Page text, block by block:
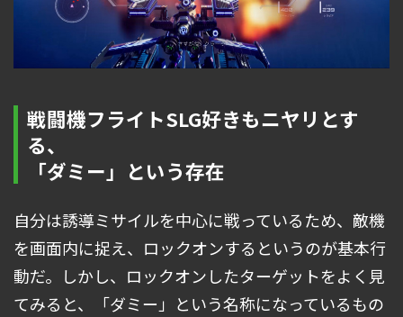
戦闘機フライトSLG好きもニヤリとす
る、
「ダミー」という存在
自分は誘導ミサイルを中心に戦っているため、敵機
を画面内に捉え、ロックオンするというのが基本行
動だ。しかし、ロックオンしたターゲットをよく見
てみると、「ダミー」という名称になっているもの